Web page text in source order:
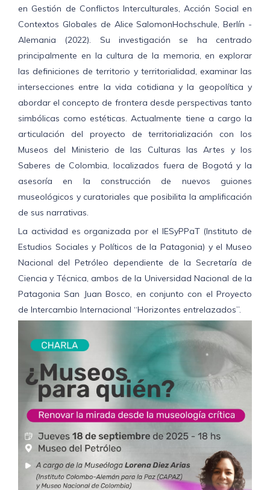
en Gestión de Conflictos Interculturales, Acción Social en
Contextos Globales de AliceSalomonHochschule, Berlín -
Alemania (2022). Su investigación se ha centrado
principalmente en la cultura de la memoria, en explorar
las definiciones de territorio y territorialidad, examinar las
intersecciones entre la vida cotidiana y la geopolítica y
abordar el concepto de frontera desde perspectivas tanto
simbólicas como estéticas. Actualmente tiene a cargo la
articulación del proyecto de territorialización con los
Museos del Ministerio de las Culturas las Artes y los
Saberes de Colombia, localizados fuera de Bogotá y la
asesoría en la construcción de nuevos guiones
museológicos y curatoriales que posibilita la amplificación
de sus narrativas.
La actividad es organizada por el IESyPPaT(Instituto de
Estudios Sociales y Políticos de la Patagonia) y el Museo
Nacional del Petróleo dependiente de la Secretaría de
Ciencia y Técnica, ambos de la Universidad Nacional de la
Patagonia San Juan Bosco, en conjunto con el Proyecto
de Intercambio Internacional “Horizontes entrelazados”.